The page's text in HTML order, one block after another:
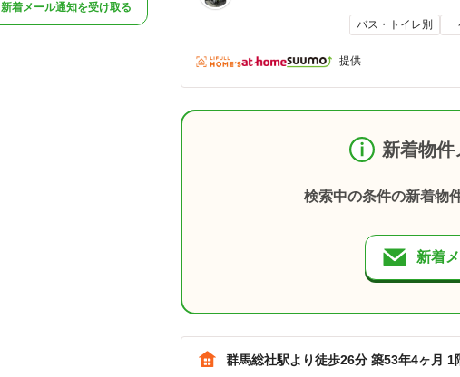
新着メール通知を受け取る
バス・トイレ別
提供
新着物件
検索中の条件の新着物
新着
群馬総社駅より徒歩26分 築53年4ヶ月 1